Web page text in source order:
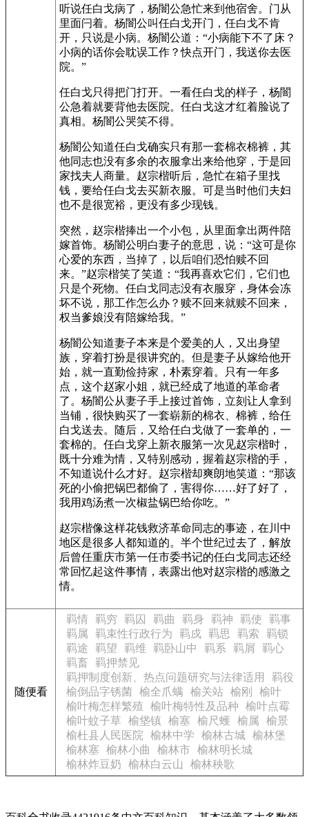
听说任白戈病了，杨闇公急忙来到他宿舍。门从
里面闩着。杨闇公叫任白戈开门，任白戈不肯
开，只说是小病。杨闇公道：“小病能下不了床？
小病的话你会耽误工作？快点开门，我送你去医
院。”
任白戈只得把门打开。一看任白戈的样子，杨闇
公急着就要背他去医院。任白戈这才红着脸说了
真相。杨闇公哭笑不得。
杨闇公知道任白戈确实只有那一套棉衣棉裤，其
他同志也没有多余的衣服拿出来给他穿，于是回
家找夫人商量。赵宗楷听后，急忙在箱子里找
钱，要给任白戈去买新衣服。可是当时他们夫妇
也不是很宽裕，更没有多少现钱。
突然，赵宗楷捧出一个小包，从里面拿出两件陪
嫁首饰。杨闇公明白妻子的意思，说：“这可是你
心爱的东西，当掉了，以后咱们恐怕赎不回
来。”赵宗楷笑了笑道：“我再喜欢它们，它们也
只是个死物。任白戈同志没有衣服穿，身体会冻
坏不说，那工作怎么办？赎不回来就赎不回来，
权当爹娘没有陪嫁给我。”
杨闇公知道妻子本来是个爱美的人，又出身望
族，穿着打扮是很讲究的。但是妻子从嫁给他开
始，就一直勤俭持家，朴素穿着。只有一年多
点，这个赵家小姐，就已经成了地道的革命者
了。杨闇公从妻子手上接过首饰，立刻让人拿到
当铺，很快购买了一套崭新的棉衣、棉裤，给任
白戈送去。随后，又给任白戈做了一套单的，一
套棉的。任白戈穿上新衣服第一次见赵宗楷时，
既十分难为情，又特别感动，握着赵宗楷的手，
不知道说什么才好。赵宗楷却爽朗地笑道：“那该
死的小偷把锅巴都偷了，害得你……好了好了，
我用鸡汤煮一次椒盐锅巴给你吃。”
赵宗楷像这样花钱救济革命同志的事迹，在川中
地区是很多人都知道的。半个世纪过去了，解放
后曾任重庆市第一任市委书记的任白戈同志还经
常回忆起这件事情，表露出他对赵宗楷的感激之
情。
随便看
羁情 羁穷 羁囚 羁曲 羁身 羁神 羁使
羁事
羁属
羁束性行政行为 羁戍 羁思 羁索
羁锁
羁途
羁望 羁维 羁卧山中 羁系 羁屑
羁心
羁畜 羁押禁见
羁押制度创新、热点问题研究与法律适用
羁役
榆倒品字锈菌
榆全爪螨 榆关站 榆刚
榆叶
榆叶梅怎样繁殖
榆叶梅特性及品种
榆叶点霉
榆叶蚊子草
榆垡镇 榆塞 榆尺蠖 榆属
榆景
榆杜县人民医院
榆林中学 榆林古城
榆林堡
榆林塞
榆林小曲 榆林市
榆林明长城
榆林炸豆奶
榆林白云山 榆林秧歌